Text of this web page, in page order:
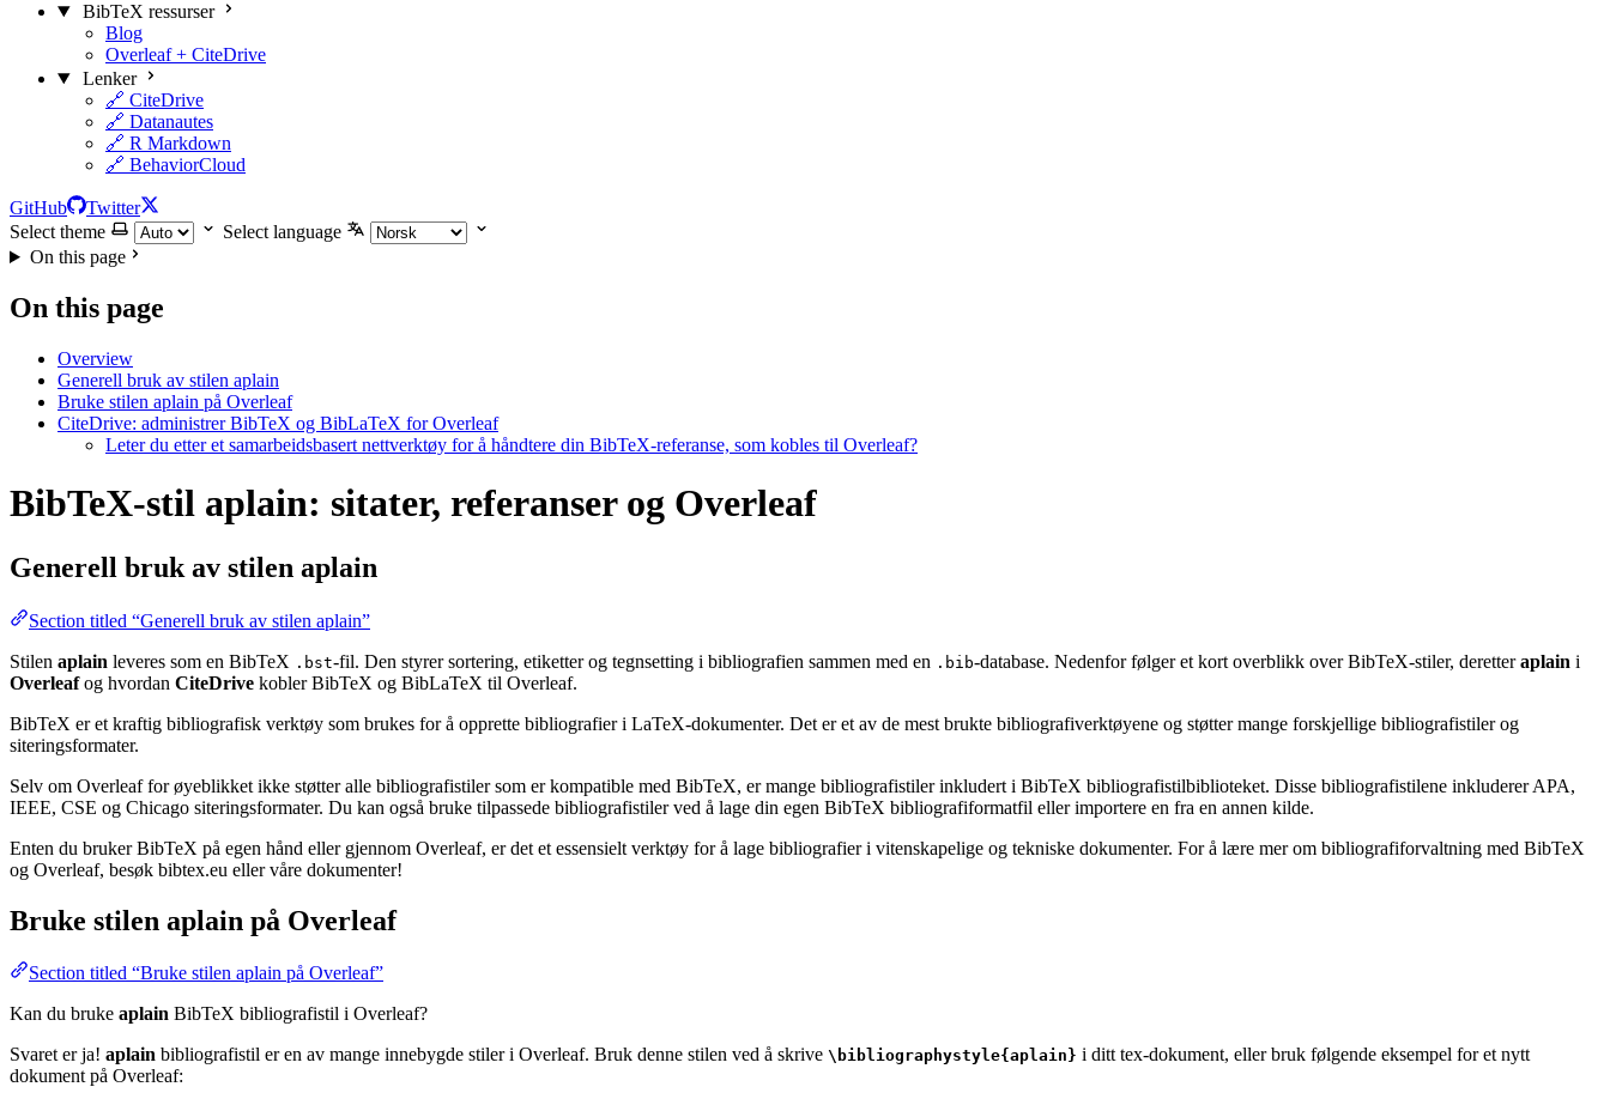
BibTeX ressurser
Blog
Overleaf + CiteDrive
Lenker
🔗 CiteDrive
🔗 Datanautes
🔗 R Markdown
🔗 BehaviorCloud
GitHub
Twitter
Select theme
Select language
On this page
On this page
Overview
Generell bruk av stilen aplain
Bruke stilen aplain på Overleaf
CiteDrive: administrer BibTeX og BibLaTeX for Overleaf
Leter du etter et samarbeidsbasert nettverktøy for å håndtere din BibTeX-referanse, som kobles til Overleaf?
BibTeX-stil aplain: sitater, referanser og Overleaf
Generell bruk av stilen aplain
Section titled “Generell bruk av stilen aplain”
Stilen aplain leveres som en BibTeX .bst-fil. Den styrer sortering, etiketter og tegnsetting i bibliografien sammen med en .bib-database. Nedenfor følger et kort overblikk over BibTeX-stiler, deretteraplain i
Overleafog hvordan CiteDrive kobler BibTeX og BibLaTeX til Overleaf.
BibTeX er et kraftig bibliografisk verktøy som brukes for å opprette bibliografier i LaTeX-dokumenter. Det er et av de mest brukte bibliografiverktøyene og støtter mange forskjellige bibliografistiler og
siteringsformater.
Selv om Overleaf for øyeblikket ikke støtter alle bibliografistiler som er kompatible med BibTeX, er mange bibliografistiler inkludert i BibTeX bibliografistilbiblioteket. Disse bibliografistilene inkluderer APA,
IEEE, CSE og Chicago siteringsformater. Du kan også bruke tilpassede bibliografistiler ved å lage din egen BibTeX bibliografiformatfil eller importere en fra en annen kilde.
Enten du bruker BibTeX på egen hånd eller gjennom Overleaf, er det et essensielt verktøy for å lage bibliografier i vitenskapelige og tekniske dokumenter. For å lære mer om bibliografiforvaltning med BibTeX
og Overleaf, besøk bibtex.eu eller våre dokumenter!
Bruke stilen aplain på Overleaf
Section titled “Bruke stilen aplain på Overleaf”
Kan du bruke aplain BibTeX bibliografistil i Overleaf?
Svaret er ja! aplain bibliografistil er en av mange innebygde stiler i Overleaf. Bruk denne stilen ved å skrive \bibliographystyle{aplain} i ditt tex-dokument, eller bruk følgende eksempel for et nytt
dokument på Overleaf: